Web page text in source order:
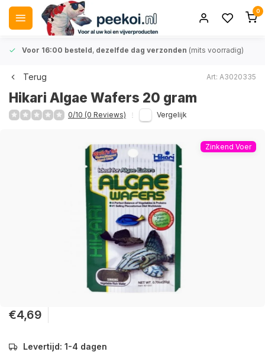
0
Voor 16:00 besteld, dezelfde dag verzonden (mits voorradig)
Terug Art: A3020335
Hikari Algae Wafers 20 gram
0/10 (0 Reviews) Vergelijk
Zinkend Voer
€4,69
Levertijd: 1-4 dagen